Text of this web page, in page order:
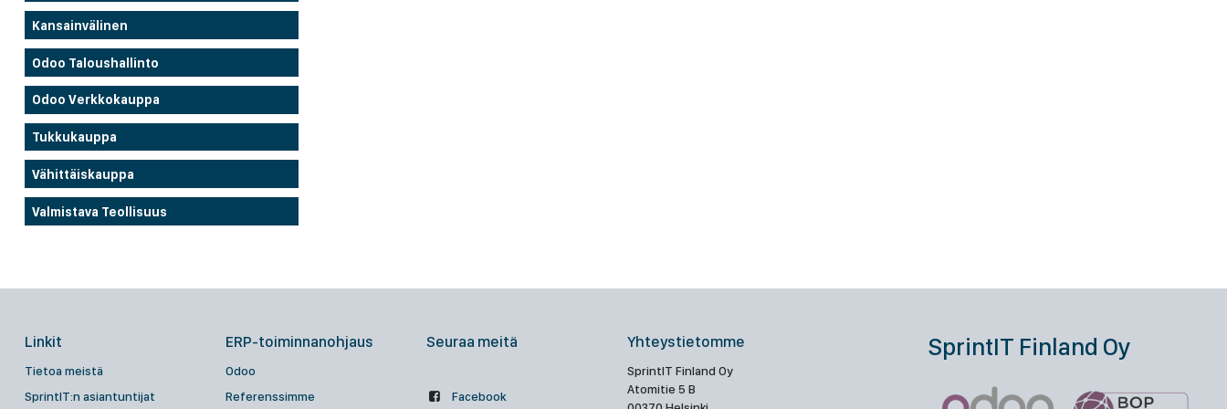
Kansainvälinen
Odoo Taloushallinto
Odoo Verkkokauppa
Tukkukauppa
Vähittäiskauppa
Valmistava Teollisuus
Linkit
Tietoa meistä
SprintIT:n asiantuntijat
ERP-toiminnanohjaus
Odoo
Referenssimme
Seuraa meitä
Facebook
Yhteystietomme
SprintIT Finland Oy
Atomitie 5 B
SprintIT Finland Oy